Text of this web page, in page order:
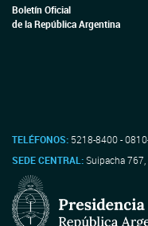
Boletín Oficial
de la República Argentina
TELÉFONOS: 5218-8400 -
SEDE CENTRAL:Suipacha